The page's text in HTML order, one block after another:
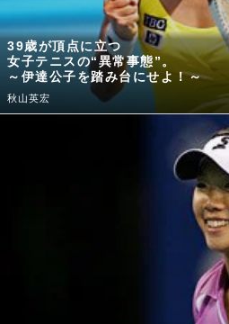
39歳が頂点に立つ
女子テニスの“異常事態”。
～伊達公子を踏み台にせよ！～
秋山英宏